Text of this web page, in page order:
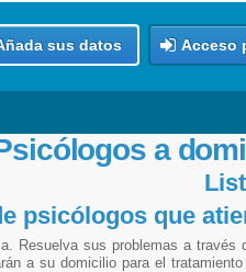
sus datos Acceso
a
psicólogos que
Resuelva sus problemas a
a su domicilio para el